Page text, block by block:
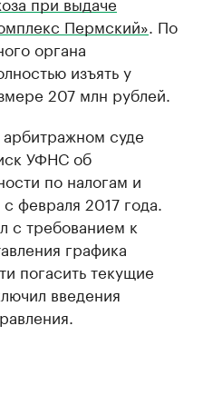
Пермский» . По
органа
изъять у
207 млн рублей.
суде
УФНС об
по налогам и
февраля 2017 года.
с требованием к
графика
погасить текущие
введения